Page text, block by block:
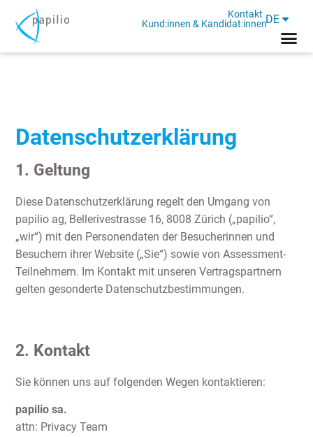
Kontakt
Kund:innen & Kandidat:innenDE
Datenschutzerklärung
1. Geltung
Diese Datenschutzerklärung regelt den Umgang von
papilio ag, Bellerivestrasse 16, 8008 Zürich („papilio“,
„wir“) mit den Personendaten der Besucherinnen und
Besuchern ihrer Website („Sie“) sowie von Assessment-
Teilnehmern. Im Kontakt mit unseren Vertragspartnern
gelten gesonderte Datenschutzbestimmungen.
2. Kontakt
Sie können uns auf folgenden Wegen kontaktieren:
papilio sa.
attn: Privacy Team